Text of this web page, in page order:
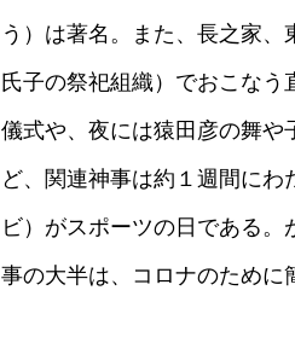
う）は著名。また、長之家、
氏子の祭祀組織）でおこなう
儀式や、夜には猿田彦の舞や
ど、関連神事は約１週間に
ビ）がスポーツの日である
事の大半は、コロナのために